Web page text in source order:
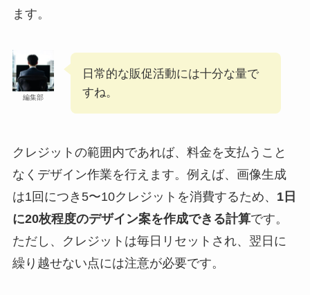
ます。
編集部
日常的な販促活動には十分な量で
すね。
クレジットの範囲内であれば、料金を支払うこと
なくデザイン作業を行えます。例えば、画像生成
は1回につき5〜10クレジットを消費するため、 1日
に20枚程度のデザイン案を作成できる計算です。
ただし、クレジットは毎日リセットされ、翌日に
繰り越せない点には注意が必要です。